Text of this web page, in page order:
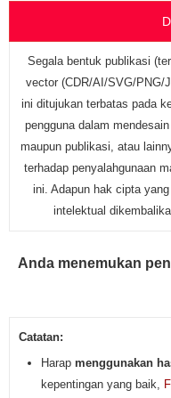
Segala bentuk publikasi
vector (CDR/AI/SVG/PNG/
ini ditujukan terbatas pada
pengguna dalam
maupun publikasi, atau
terhadap penyalahgunaan
ini. Adapun hak cipta
intelektual
Anda menemukan
Catatan:
Harap menggunakan
kepentingan yang baik,